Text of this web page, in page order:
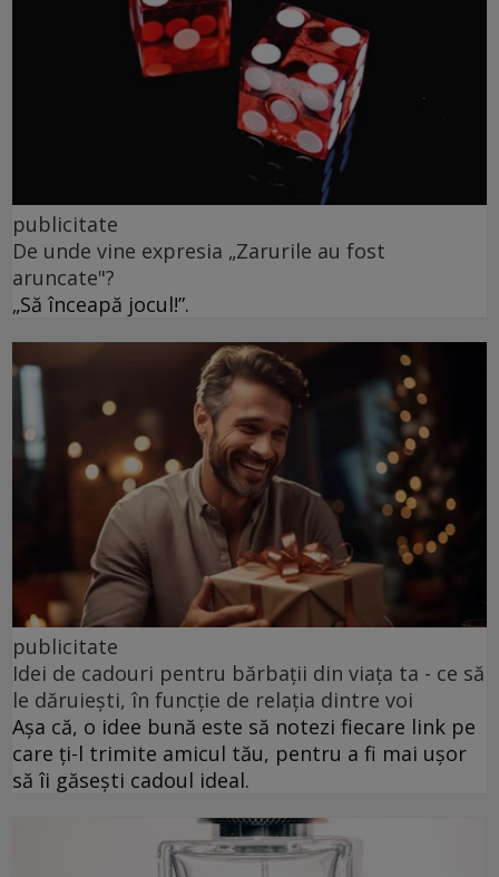
publicitate
De unde vine expresia „Zarurile au fost
aruncate"?
„Să înceapă jocul!”.
publicitate
Idei de cadouri pentru bărbații din viața ta - ce să
le dăruiești, în funcție de relația dintre voi
Așa că, o idee bună este să notezi fiecare link pe
care ți-l trimite amicul tău, pentru a fi mai ușor
să îi găsești cadoul ideal.